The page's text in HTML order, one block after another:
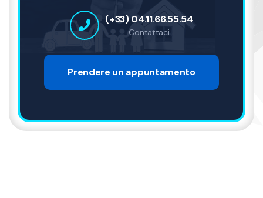
(+33) 04.11.66.55.54
Contattaci
Prendere un appuntamento